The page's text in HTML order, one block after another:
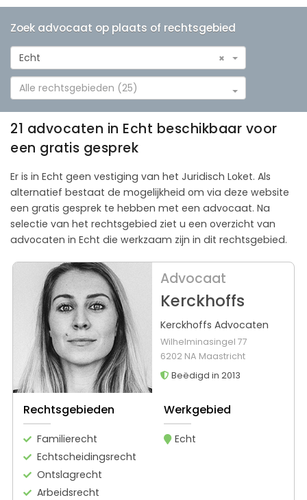
Zoek advocaat op plaats of rechtsgebied
×
Echt
Alle rechtsgebieden (25)
21 advocaten in Echt beschikbaar voor
een gratis gesprek
Er is in Echt geen vestiging van het Juridisch Loket. Als
alternatief bestaat de mogelijkheid om via deze website
een gratis gesprek te hebben met een advocaat. Na
selectie van het rechtsgebied ziet u een overzicht van
advocaten in Echt die werkzaam zijn in dit rechtsgebied.
Advocaat
Kerckhoffs
Kerckhoffs Advocaten
Wilhelminasingel 77
6202 NA Maastricht
Beëdigd in 2013
Rechtsgebieden
Familierecht
Echtscheidingsrecht
Ontslagrecht
Arbeidsrecht
Werkgebied
Echt